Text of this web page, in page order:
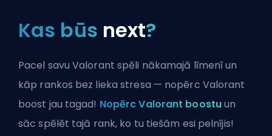
Kas būs next?
Pacel savu Valorant spēli nākamajā līmenī un
kāp rankos bez lieka stresa — nopērc Valorant
boost jau tagad! Nopērc Valorant boostuun
sāc spēlēt tajā rank, ko tu tiešām esi pelnījis!